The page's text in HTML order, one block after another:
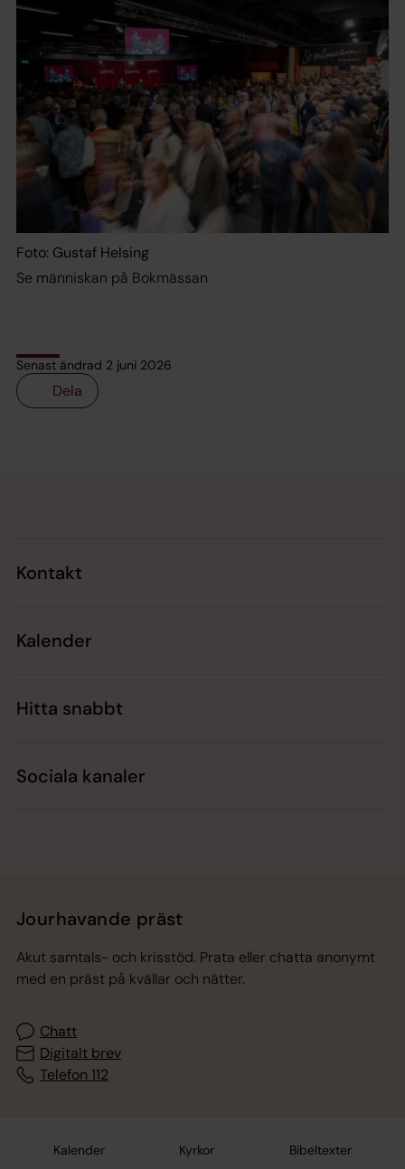
Kalender Kyrkor Bibeltexter
Foto: Gustaf Helsing
Se människan på Bokmässan
Senast ändrad 2 juni 2026
Dela
Kontakt
Kalender
Hitta snabbt
Sociala kanaler
Jourhavande präst
Akut samtals- och krisstöd. Prata eller chatta anonymt
med en präst på kvällar och nätter.
Chatt
Digitalt brev
Telefon 112